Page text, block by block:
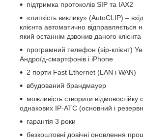
підтримка протоколів SIP та IAX2
«липкість виклику» (AutoCLIP) –
клієнта автоматично відправляється
який останнім дзвонив даного клієнта
програмний телефон (sip-клієнт)
Андроїд-смартфонів і iPhone
2 порти Fast Ethernet (LAN і WAN)
вбудований брандмауер
можливість створити відмовостійку
однакових IP-АТС (основний і
гарантія 3 роки
безкоштовні довічні оновлення